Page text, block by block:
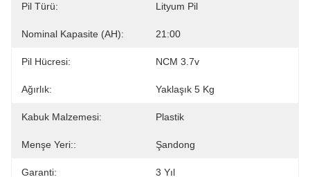
Pil Türü: Lityum Pil
Nominal Kapasite (AH): 21:00
Pil Hücresi: NCM 3.7v
Ağırlık: Yaklaşık 5 Kg
Kabuk Malzemesi: Plastik
Menşe Yeri:: Şandong
Garanti: 3 Yıl